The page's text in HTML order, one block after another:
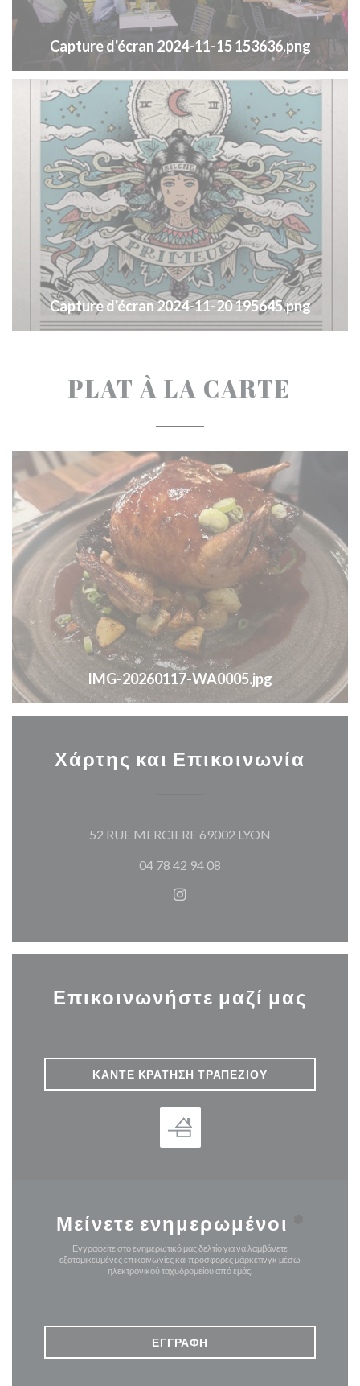
Capture d'écran 2024-11-15 153636.png
Capture d'écran 2024-11-20 195645.png
PLAT À LA CARTE
IMG-20260117-WA0005.jpg
Χάρτης και Επικοινωνία
52 RUE MERCIERE 69002 LYON
04 78 42 94 08
Instagram ((ανοίγει σε νέο
Επικοινωνήστε μαζί μας
ΚΆΝΤΕ ΚΡΆΤΗΣΗ ΤΡΑΠΕΖΙΟΎ
Μείνετε ενημερωμένοι
Εγγραφείτε στο ενημερωτικό μας δελτίο για να λαμβάνετε
εξατομικευμένες επικοινωνίες και προσφορές μάρκετινγκ μέσω
ηλεκτρονικού ταχυδρομείου από εμάς.
ΕΓΓΡΑΦΉ